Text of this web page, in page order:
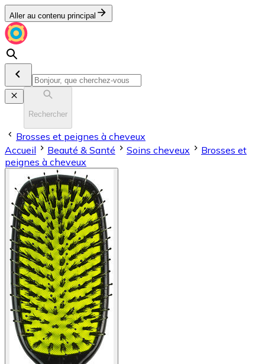
Aller au contenu principal
Rechercher
Brosses et peignes à cheveux
Accueil
Beauté & Santé Soins cheveux
Brosses et
peignes à cheveux